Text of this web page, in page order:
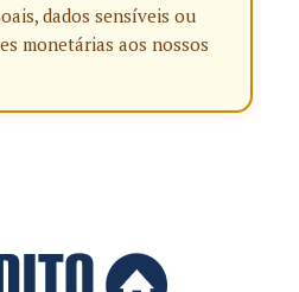
dados sensíveis ou
monetárias aos nossos